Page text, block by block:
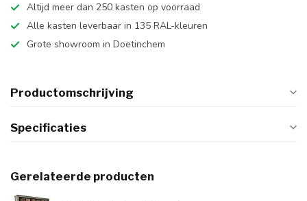
Altijd meer dan 250 kasten op voorraad
Alle kasten leverbaar in 135 RAL-kleuren
Grote showroom in Doetinchem
Productomschrijving
Specificaties
Gerelateerde producten